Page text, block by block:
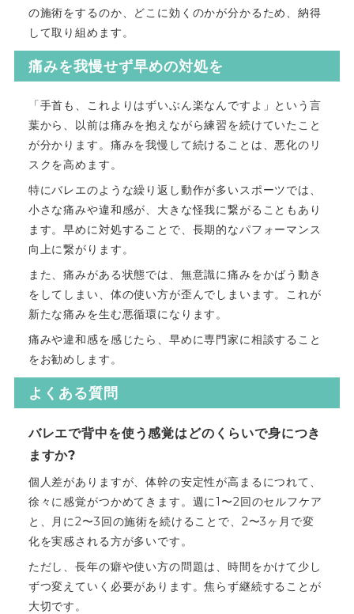
の施術をするのか、どこに効くのかが分かるため、納得
して取り組めます。
痛みを我慢せず早めの対処を
「手首も、これよりはずいぶん楽なんですよ」という言
葉から、以前は痛みを抱えながら練習を続けていたこと
が分かります。痛みを我慢して続けることは、悪化のリ
スクを高めます。
特にバレエのような繰り返し動作が多いスポーツでは、
小さな痛みや違和感が、大きな怪我に繋がることもあり
ます。早めに対処することで、長期的なパフォーマンス
向上に繋がります。
また、痛みがある状態では、無意識に痛みをかばう動き
をしてしまい、体の使い方が歪んでしまいます。これが
新たな痛みを生む悪循環になります。
痛みや違和感を感じたら、早めに専門家に相談すること
をお勧めします。
よくある質問
バレエで背中を使う感覚はどのくらいで身につき
ますか?
個人差がありますが、体幹の安定性が高まるにつれて、
徐々に感覚がつかめてきます。週に1〜2回のセルフケア
と、月に2〜3回の施術を続けることで、2〜3ヶ月で変
化を実感される方が多いです。
ただし、長年の癖や使い方の問題は、時間をかけて少し
ずつ変えていく必要があります。焦らず継続することが
大切です。